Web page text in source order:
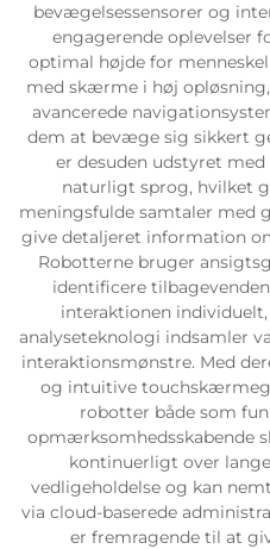
Sag
Nyheder
Servicesupport
Kontakt os
bevægelsessensorer og
engagerende oplevelser
optimal højde for
med skærme i høj
avancerede
dem at bevæge sig sikkert
er desuden udstyret
naturligt sprog, hvilket
meningsfulde samtaler med
give detaljeret information
Robotterne bruger
identificere
interaktionen
analyseteknologi indsamler
interaktionsmønstre. Med
og intuitive
robotter både som
opmærksomhedsskabende
kontinuerligt over
vedligeholdelse og kan
via cloud-baserede
er fremragende til at